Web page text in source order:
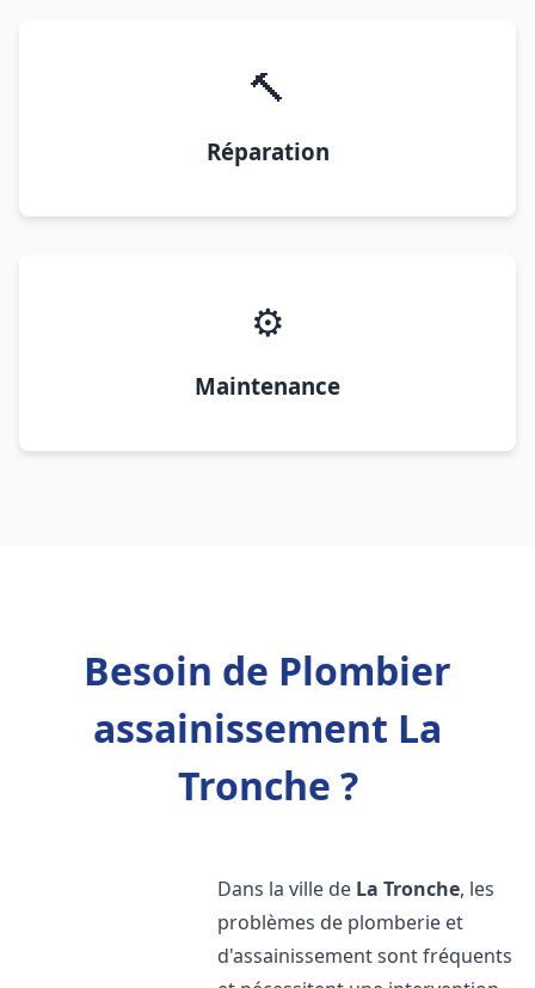
🔨
Réparation
⚙️
Maintenance
Besoin de Plombier
assainissement La
Tronche ?
Dans la ville de La Tronche, les
problèmes de plomberie et
d'assainissement sont fréquents